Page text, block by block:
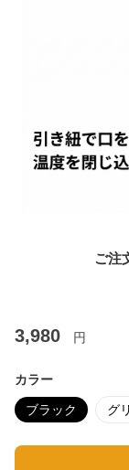
ご注
3,980 円
カラー
ブラック グ